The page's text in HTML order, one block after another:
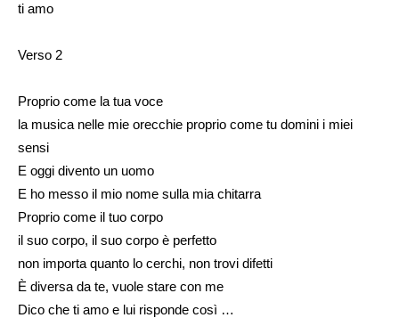
ti amo
Verso 2
Proprio come la tua voce
la musica nelle mie orecchie proprio come tu domini i miei
sensi
E oggi divento un uomo
E ho messo il mio nome sulla mia chitarra
Proprio come il tuo corpo
il suo corpo, il suo corpo è perfetto
non importa quanto lo cerchi, non trovi difetti
È diversa da te, vuole stare con me
Dico che ti amo e lui risponde così …